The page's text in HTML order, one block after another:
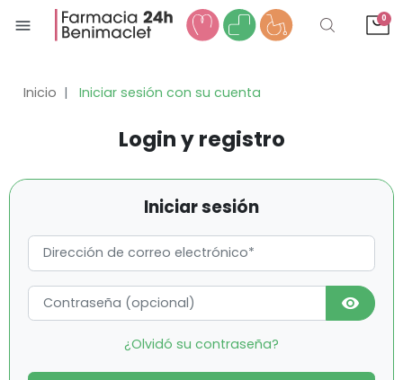
menu 0
Inicio Iniciar sesión con su cuenta
Login y registro
Iniciar sesión
visibility
¿Olvidó su contraseña?